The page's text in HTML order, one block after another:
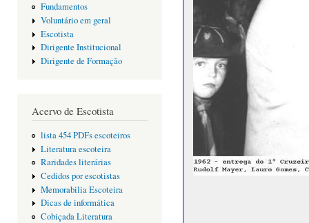
Fundamentos
Voluntário em geral
Escotista
Dirigente Institucional
Dirigente de Formação
Acervo de Escotista
lista 454 PDFs escoteiros
Literatura escoteira
Raridades literárias
Cedidos por escotistas
Memorabilia Escoteira
Dicas de informática
Cobiçada Literatura